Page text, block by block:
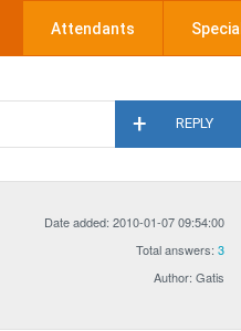
Attendants
REPLY
Date added: 2010-01-07 09:54:00
Total answers: 3
Author: Gatis